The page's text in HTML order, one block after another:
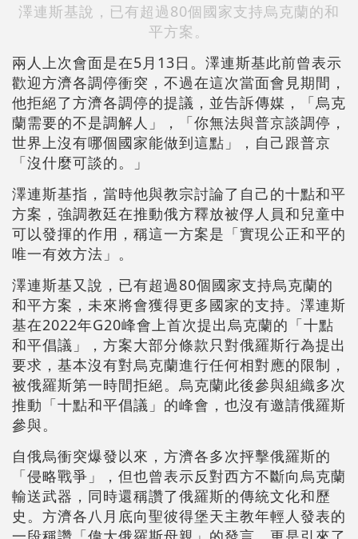
澤連斯基說，已有超過80個國家支持烏克蘭的和
平方案。
兩人上次會面是在5月13日。澤連斯基此前曾表示
歡迎方濟各調停衝突，不過在這次當面會見期間，
他拒絕了方濟各調停的提議，並告訴傳媒，「烏克
蘭需要的不是調解人」，「你無法與普京談調停，
世界上沒有哪個國家能做到這點」，自己跟普京
「沒什麼可談的。」
澤連斯基指，當時他與教宗討論了自己的十點和平
方案，強調教廷在推動俄方釋放被俘人員和兒童中
可以發揮的作用，稱這一方案是「實現公正和平的
唯一有效方法」。
澤連斯基又說，已有超過80個國家支持烏克蘭的
和平方案，未來將會獲得更多國家的支持。澤連斯
基在2022年G20峰會上首次提出烏克蘭的「十點
和平倡議」，方案大部分條款只對俄羅斯行為提出
要求，基本沒有對烏克蘭進行任何相對應的限制，
被俄羅斯第一時間拒絕。烏克蘭此後參與組織多次
推動「十點和平倡議」的峰會，也沒有邀請俄羅斯
參與。
自俄烏衝突爆發以來，方濟各多次抨擊俄羅斯的
「侵略戰爭」，但也曾表示反對西方不斷向烏克蘭
輸送武器，同時還稱讚了俄羅斯的傳統文化和歷
史。方濟各八月底向聖彼得堡天主教年輕人發表的